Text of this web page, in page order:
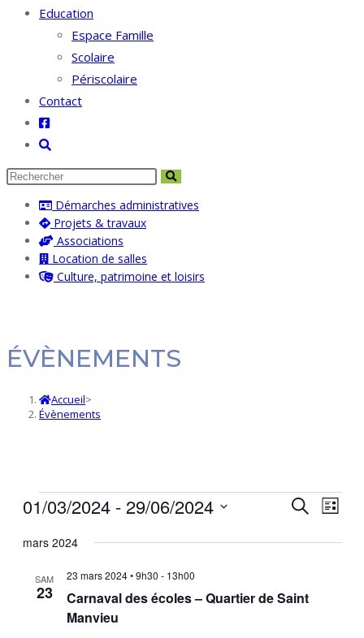
Education
Espace Famille
Scolaire
Périscolaire
Contact
Toggle
website
search
Démarches administratives
Projets & travaux
Associations
Location de salles
Culture, patrimoine et loisirs
ÉVÈNEMENTS
Accueil>
Évènements
Évènements
vues
Recherche
vues
Liste
01/03/2024 - 29/06/2024
une
mars 2024
SAM
23
Carnaval des écoles – Quartier de Saint
Manvieu
23 mars 2024 • 9h30 - 13h00